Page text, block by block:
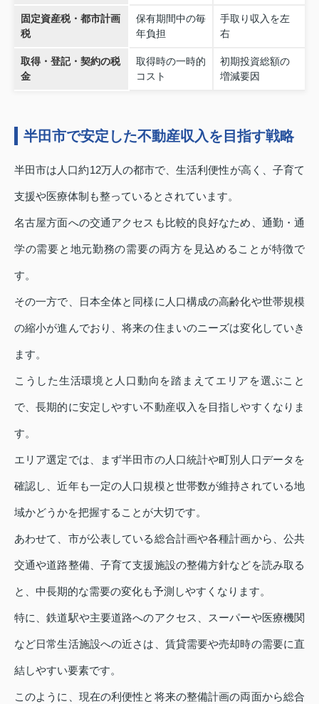
固定資産税・都市計画
税
保有期間中の毎
年負担
手取り収入を左
右
取得・登記・契約の税
金
取得時の一時的
コスト
初期投資総額の
増減要因
半田市で安定した不動産収入を目指す戦略
半田市は人口約12万人の都市で、生活利便性が高く、子育て
支援や医療体制も整っているとされています。
名古屋方面への交通アクセスも比較的良好なため、通勤・通
学の需要と地元勤務の需要の両方を見込めることが特徴で
す。
その一方で、日本全体と同様に人口構成の高齢化や世帯規模
の縮小が進んでおり、将来の住まいのニーズは変化していき
ます。
こうした生活環境と人口動向を踏まえてエリアを選ぶこと
で、長期的に安定しやすい不動産収入を目指しやすくなりま
す。
エリア選定では、まず半田市の人口統計や町別人口データを
確認し、近年も一定の人口規模と世帯数が維持されている地
域かどうかを把握することが大切です。
あわせて、市が公表している総合計画や各種計画から、公共
交通や道路整備、子育て支援施設の整備方針などを読み取る
と、中長期的な需要の変化も予測しやすくなります。
特に、鉄道駅や主要道路へのアクセス、スーパーや医療機関
など日常生活施設への近さは、賃貸需要や売却時の需要に直
結しやすい要素です。
このように、現在の利便性と将来の整備計画の両面から総合